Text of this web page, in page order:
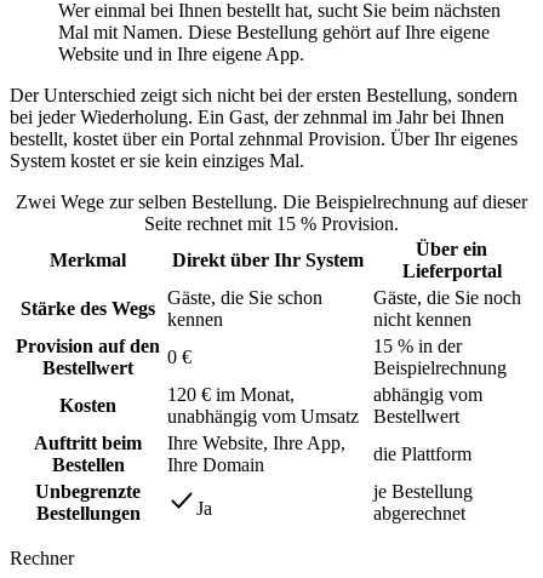
Wer einmal bei Ihnen bestellt hat, sucht Sie beim nächsten
Mal mit Namen. Diese Bestellung gehört auf Ihre eigene
Website und in Ihre eigene App.
Der Unterschied zeigt sich nicht bei der ersten Bestellung, sondern
bei jeder Wiederholung. Ein Gast, der zehnmal im Jahr bei Ihnen
bestellt, kostet über ein Portal zehnmal Provision. Über Ihr eigenes
System kostet er sie kein einziges Mal.
Zwei Wege zur selben Bestellung. Die Beispielrechnung auf dieser
Seite rechnet mit 15 % Provision.
Merkmal
Direkt über Ihr System
Über ein
Lieferportal
Stärke des Wegs
Gäste, die Sie schon
kennen
Gäste, die Sie noch
nicht kennen
Provision auf den
Bestellwert
0 €
15 % in der
Beispielrechnung
Kosten
120 € im Monat,
unabhängig vom Umsatz
abhängig vom
Bestellwert
Auftritt beim
Bestellen
Ihre Website, Ihre App,
Ihre Domain
die Plattform
Unbegrenzte
Bestellungen
Ja
je Bestellung
abgerechnet
Rechner